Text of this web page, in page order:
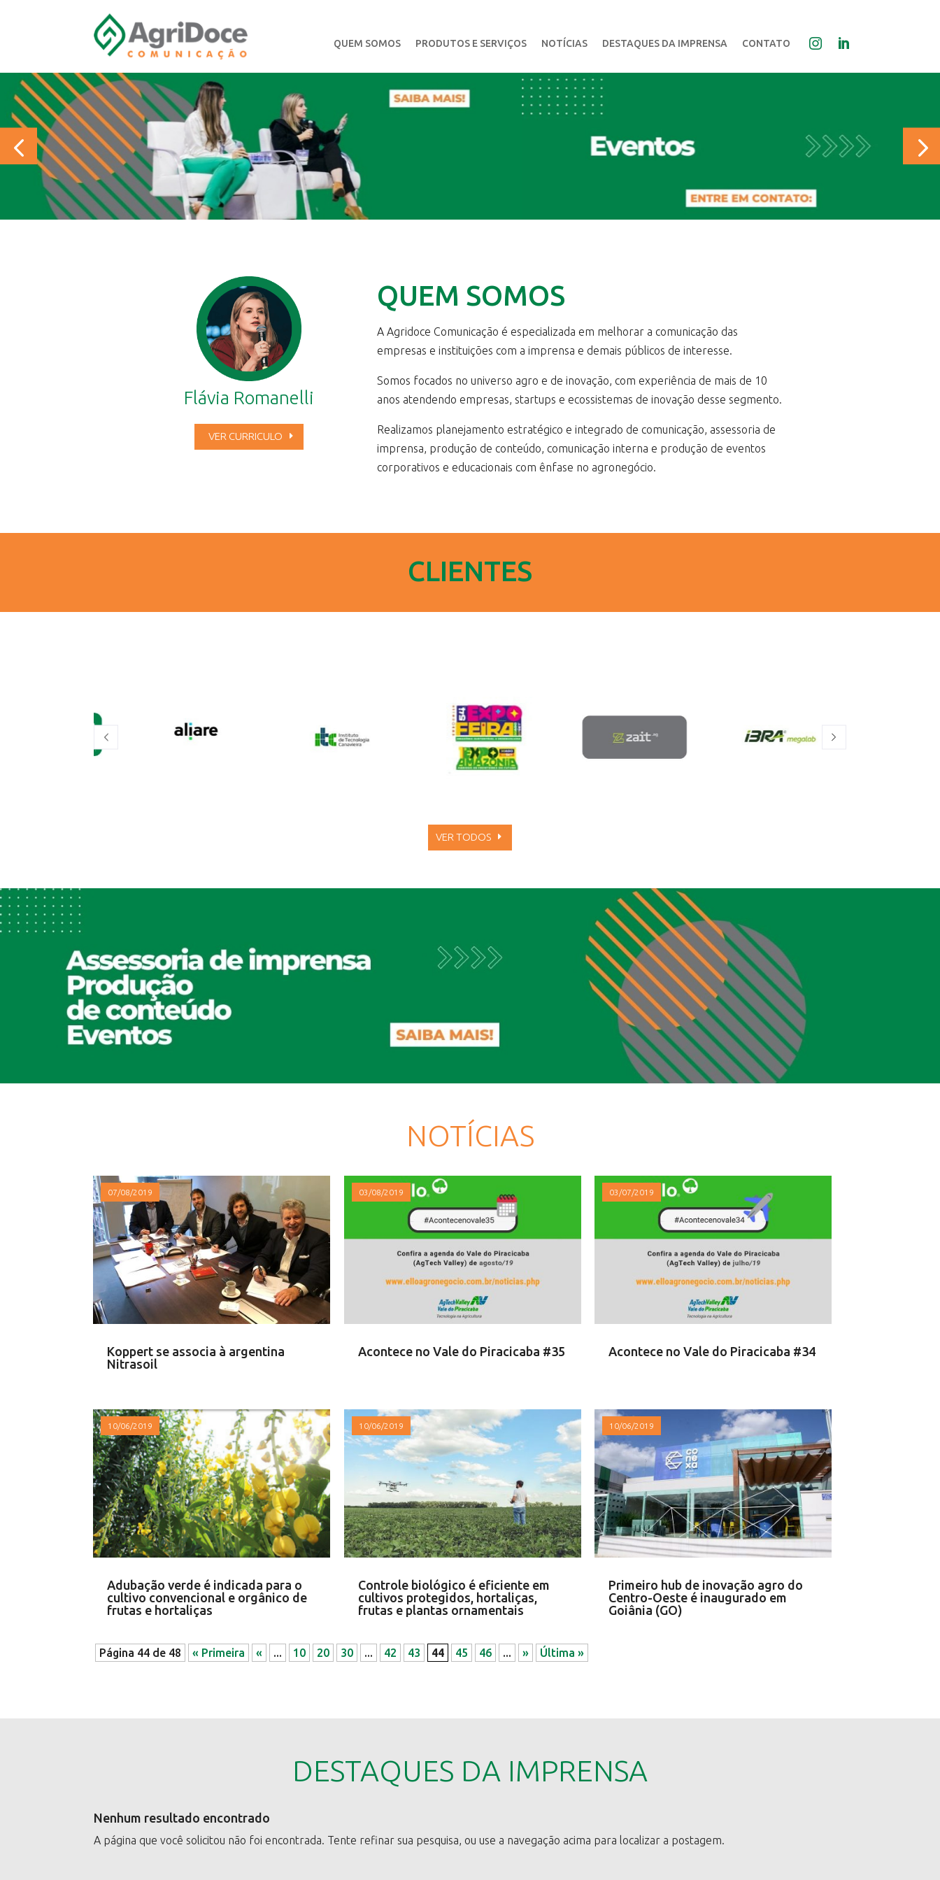
QUEM SOMOS PRODUTOS E SERVIÇOS NOTÍCIAS DESTAQUES DA IMPRENSA CONTATO
Flávia Romanelli
VER CURRICULO
QUEM SOMOS
A Agridoce Comunicação é especializada em melhorar a comunicação das
empresas e instituições com a imprensa e demais públicos de interesse.
Somos focados no universo agro e de inovação, com experiência de mais de 10
anos atendendo empresas, startups e ecossistemas de inovação desse segmento.
Realizamos planejamento estratégico e integrado de comunicação, assessoria de
imprensa, produção de conteúdo, comunicação interna e produção de eventos
corporativos e educacionais com ênfase no agronegócio.
CLIENTES
VER TODOS
NOTÍCIAS
Koppert se associa à argentina
Nitrasoil
07/08/2019
Adubação verde é indicada para o
cultivo convencional e orgânico de
frutas e hortaliças
10/06/2019
Acontece no Vale do Piracicaba #35
03/08/2019
Controle biológico é eficiente em
cultivos protegidos, hortaliças,
frutas e plantas ornamentais
10/06/2019
Acontece no Vale do Piracicaba #34
03/07/2019
Primeiro hub de inovação agro do
Centro-Oeste é inaugurado em
Goiânia (GO)
10/06/2019
Página 44 de 48 « Primeira « ... 10 20 30 ... 42 43 44 45 46 ... » Última »
DESTAQUES DA IMPRENSA
Nenhum resultado encontrado
A página que você solicitou não foi encontrada. Tente refinar sua pesquisa, ou use a navegação acima para localizar a postagem.